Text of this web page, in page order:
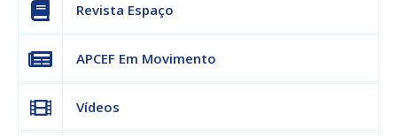
Revista Espaço
APCEF Em Movimento
Vídeos